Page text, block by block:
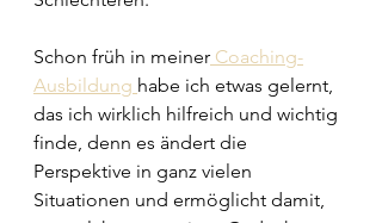
Schon früh in meiner Coaching-
Ausbildung habe ich etwas gelernt,
das ich wirklich hilfreich und wichtig
finde, denn es ändert die
Perspektive in ganz vielen
Situationen und ermöglicht damit,